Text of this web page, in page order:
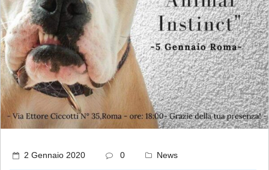
2 Gennaio 2020 0 News